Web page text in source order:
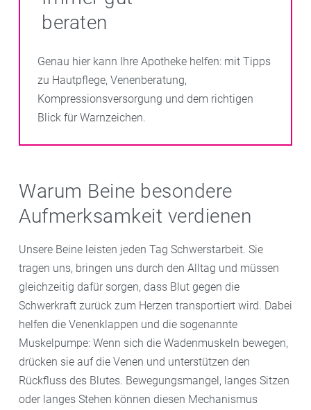
beraten
Genau hier kann Ihre Apotheke helfen: mit Tipps
zu Hautpflege, Venenberatung,
Kompressionsversorgung und dem richtigen
Blick für Warnzeichen.
Warum Beine besondere
Aufmerksamkeit verdienen
Unsere Beine leisten jeden Tag Schwerstarbeit. Sie
tragen uns, bringen uns durch den Alltag und müssen
gleichzeitig dafür sorgen, dass Blut gegen die
Schwerkraft zurück zum Herzen transportiert wird. Dabei
helfen die Venenklappen und die sogenannte
Muskelpumpe: Wenn sich die Wadenmuskeln bewegen,
drücken sie auf die Venen und unterstützen den
Rückfluss des Blutes. Bewegungsmangel, langes Sitzen
oder langes Stehen können diesen Mechanismus